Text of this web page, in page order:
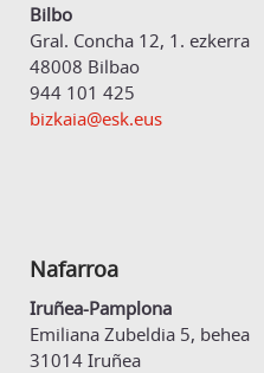
Bilbo
Gral. Concha 12, 1. ezkerra
48008 Bilbao
944 101 425
bizkaia@esk.eus
Nafarroa
Iruñea-Pamplona
Emiliana Zubeldia 5, behea
31014 Iruñea